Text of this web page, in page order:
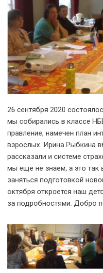
26 сентября 2020
мы собирались в классе
правление, намечен план
взрослых. Ирина Рыбкина
рассказали и системе
мы еще не знаем, а это
заняться подготовкой
октября откроется наш
за подробностями. Добро